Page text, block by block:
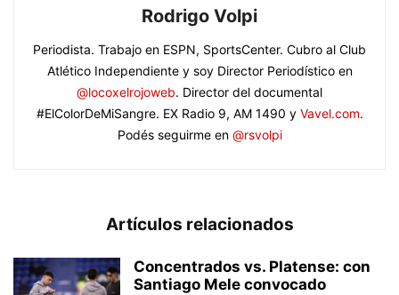
Rodrigo Volpi
Periodista. Trabajo en ESPN, SportsCenter. Cubro al Club
Atlético Independiente y soy Director Periodístico en
@locoxelrojoweb. Director del documental
#ElColorDeMiSangre. EX Radio 9, AM 1490 y Vavel.com.
Podés seguirme en @rsvolpi
Artículos relacionados
Concentrados vs. Platense: con
Santiago Mele convocado